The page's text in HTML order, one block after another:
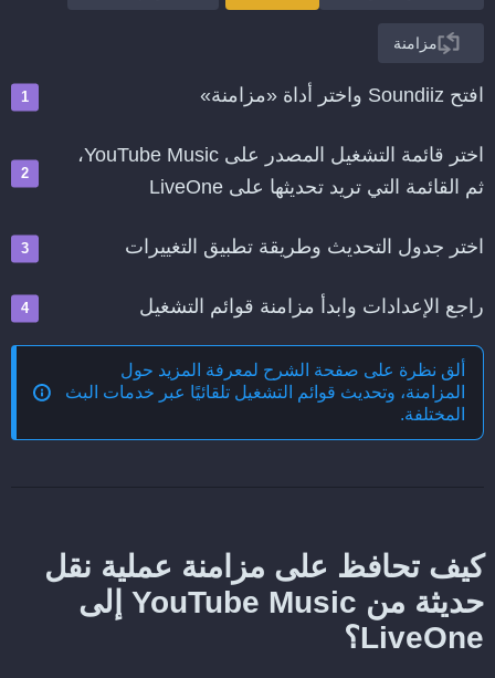
مزامنة
افتح Soundiiz واختر أداة «مزامنة»
اختر قائمة التشغيل المصدر على YouTube Music،
ثم القائمة التي تريد تحديثها على LiveOne
اختر جدول التحديث وطريقة تطبيق التغييرات
راجع الإعدادات وابدأ مزامنة قوائم التشغيل
ألق نظرة على صفحة الشرح لمعرفة المزيد حول
المزامنة، وتحديث قوائم التشغيل تلقائيًا عبر خدمات البث
المختلفة.
كيف تحافظ على مزامنة عملية نقل
حديثة من YouTube Music إلى
LiveOne؟